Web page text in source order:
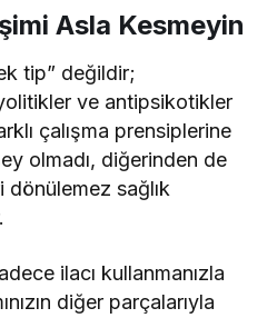
Asla Kesmeyin
tip” değildir;
ve antipsikotikler
çalışma prensiplerine
olmadı, diğerinden de
sağlık
ilacı kullanmanızla
diğer parçalarıyla